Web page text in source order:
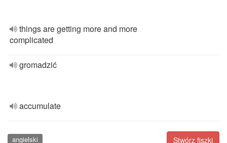
things are getting more and more
complicated
gromadzić
accumulate
Stwórz fiszki
angielski